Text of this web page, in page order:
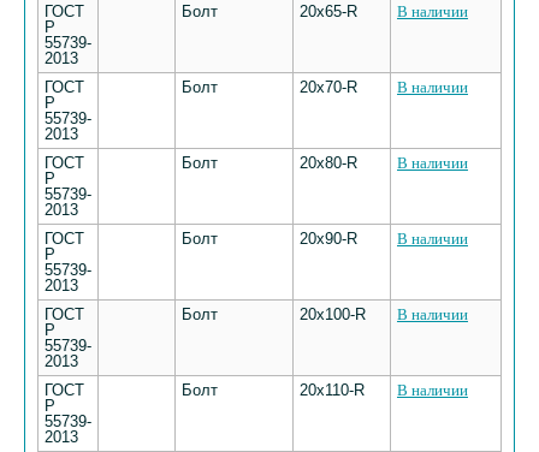
ГОСТ
Р
55739-
2013
Болт 20х65-R В наличии
ГОСТ
Р
55739-
2013
Болт 20х70-R В наличии
ГОСТ
Р
55739-
2013
Болт 20х80-R В наличии
ГОСТ
Р
55739-
2013
Болт 20х90-R В наличии
ГОСТ
Р
55739-
2013
Болт 20х100-R В наличии
ГОСТ
Р
55739-
2013
Болт 20х110-R В наличии